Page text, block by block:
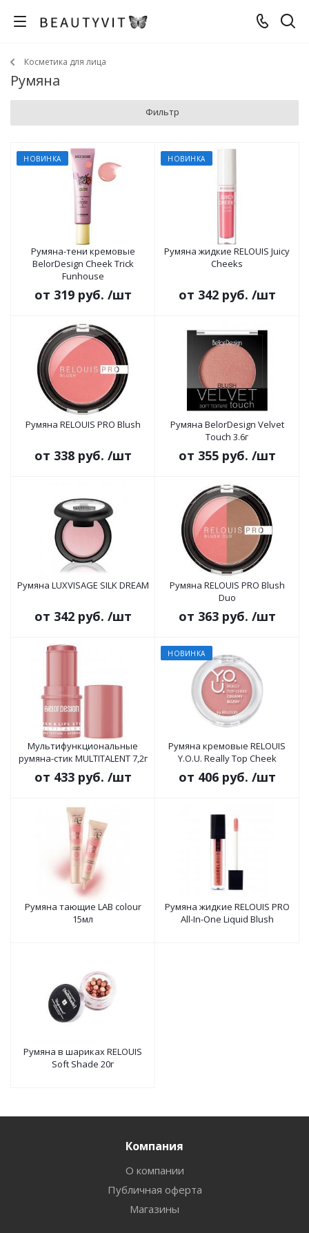
Косметика для лица
Румяна
Фильтр
НОВИНКА
Румяна-тени кремовые
BelorDesign Cheek Trick
Funhouse
от 319 руб. /шт
НОВИНКА
Румяна жидкие RELOUIS Juicy
Cheeks
от 342 руб. /шт
Румяна RELOUIS PRO Blush
от 338 руб. /шт
Румяна BelorDesign Velvet
Touch 3.6г
от 355 руб. /шт
Румяна LUXVISAGE SILK DREAM
от 342 руб. /шт
Румяна RELOUIS PRO Blush
Duo
от 363 руб. /шт
Мультифункциональные
румяна-стик MULTITALENT 7,2г
от 433 руб. /шт
НОВИНКА
Румяна кремовые RELOUIS
Y.O.U. Really Top Cheek
от 406 руб. /шт
Румяна тающие LAB colour
15мл
Румяна жидкие RELOUIS PRO
All-In-One Liquid Blush
Румяна в шариках RELOUIS
Soft Shade 20г
Компания
О компании
Публичная оферта
Магазины